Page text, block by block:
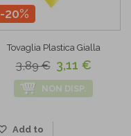
-20%
Tovaglia Plastica Gialla
3,89 € 3,11 €
NON DISP.
Add to